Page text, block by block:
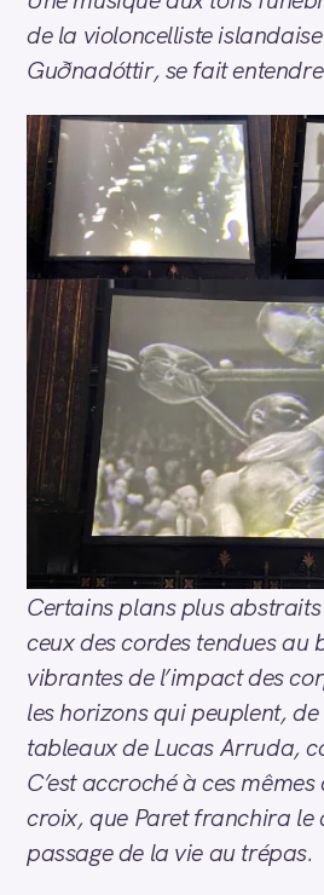
de la violoncelliste
Guðnadóttir, se fait
Certains plans plus
ceux des cordes tendues au
vibrantes de l’impact des
les horizons qui peuplent,
tableaux de Lucas Arruda,
C’est accroché à ces
croix, que Paret franchira le
passage de la vie au trépas.